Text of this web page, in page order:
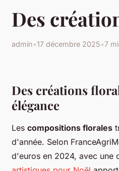
Des
admin•17 décembre 2025•7
Des créations
élégance
Les compositions florales
d'année. Selon
d'euros en 2024, avec une